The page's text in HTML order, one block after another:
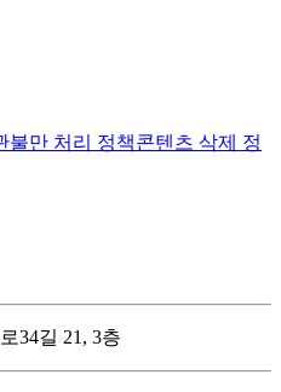
불만 처리 정책콘텐츠 삭제 정
34길 21, 3층